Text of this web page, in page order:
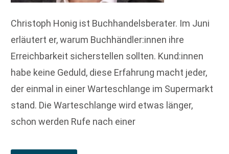
Christoph Honig ist Buchhandelsberater. Im Juni
erläutert er, warum Buchhändler:innen ihre
Erreichbarkeit sicherstellen sollten. Kund:innen
habe keine Geduld, diese Erfahrung macht jeder,
der einmal in einer Warteschlange im Supermarkt
stand. Die Warteschlange wird etwas länger,
schon werden Rufe nach einer